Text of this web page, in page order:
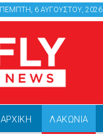
ΠΈΜΠΤΗ, 6 ΑΥΓΟΎΣΤΟΥ, 2026
ΑΡΧΙΚΗ ΛΑΚΩΝΙΑ